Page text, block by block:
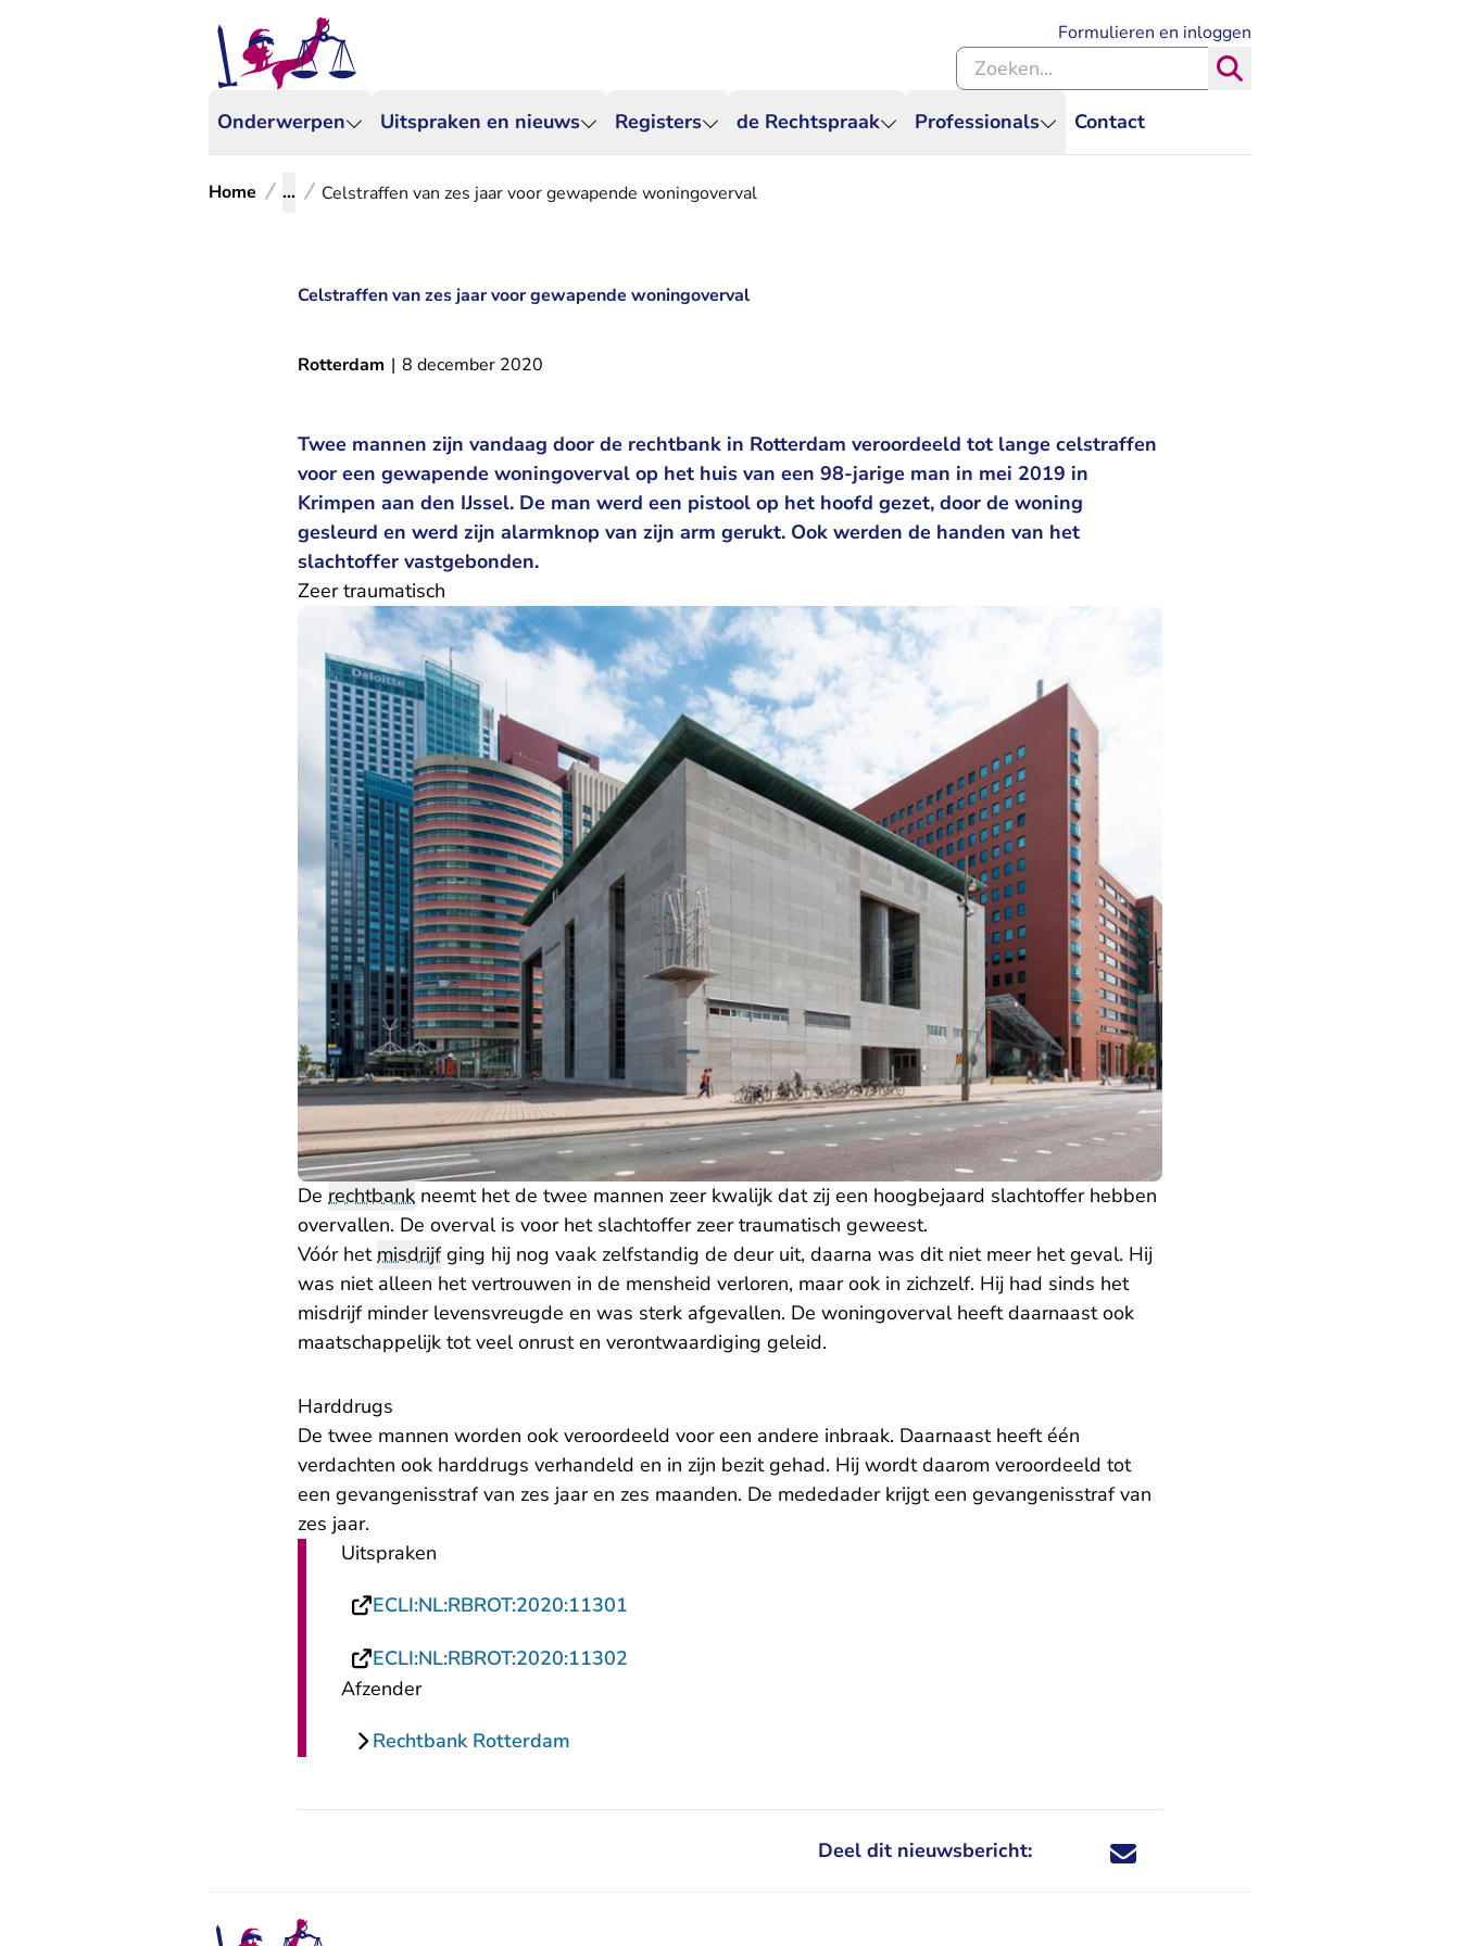
Onderwerpen Uitspraken en nieuws Registers de Rechtspraak Professionals Contact
Formulieren en inloggen
Zoeken binnen de Rechtspraak
Home ... Celstraffen van zes jaar voor gewapende woningoverval
Celstraffen van zes jaar voor gewapende woningoverval
Rotterdam | 8 december 2020
Twee mannen zijn vandaag door de rechtbank in Rotterdam veroordeeld tot lange celstraffen
voor een gewapende woningoverval op het huis van een 98-jarige man in mei 2019 in
Krimpen aan den IJssel. De man werd een pistool op het hoofd gezet, door de woning
gesleurd en werd zijn alarmknop van zijn arm gerukt. Ook werden de handen van het
slachtoffer vastgebonden.
Zeer traumatisch
De rechtbank neemt het de twee mannen zeer kwalijk dat zij een hoogbejaard slachtoffer hebben
overvallen. De overval is voor het slachtoffer zeer traumatisch geweest.
Vóór hetmisdrijfging hij nog vaak zelfstandig de deur uit, daarna was dit niet meer het geval. Hij
was niet alleen het vertrouwen in de mensheid verloren, maar ook in zichzelf. Hij had sinds het
misdrijf minder levensvreugde en was sterk afgevallen. De woningoverval heeft daarnaast ook
maatschappelijk tot veel onrust en verontwaardiging geleid.
Harddrugs
De twee mannen worden ook veroordeeld voor een andere inbraak. Daarnaast heeft één
verdachten ook harddrugs verhandeld en in zijn bezit gehad. Hij wordt daarom veroordeeld tot
een gevangenisstraf van zes jaar en zes maanden. De mededader krijgt een gevangenisstraf van
zes jaar.
Uitspraken
ECLI:NL:RBROT:2020:11301
ECLI:NL:RBROT:2020:11302
Afzender
Rechtbank Rotterdam
Deel dit nieuwsbericht: Deel dit nieuwsbericht via X - U verlaat
Deel dit nieuwsbericht via Facebook - U
Deel dit nieuwsbericht via e-mail
Deel dit nieuwsbericht via LinkedIn - U